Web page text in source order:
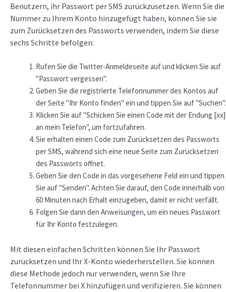
Benutzern, ihr Passwort per SMS zurückzusetzen. Wenn Sie die
Nummer zu Ihrem Konto hinzugefügt haben, können Sie sie
zum Zurücksetzen des Passworts verwenden, indem Sie diese
sechs Schritte befolgen:
Rufen Sie die Twitter-Anmeldeseite auf und klicken Sie auf
"Passwort vergessen".
Geben Sie die registrierte Telefonnummer des Kontos auf
der Seite "Ihr Konto finden" ein und tippen Sie auf "Suchen".
Klicken Sie auf "Schicken Sie einen Code mit der Endung [xx]
an mein Telefon", um fortzufahren.
Sie erhalten einen Code zum Zurücksetzen des Passworts
per SMS, während sich eine neue Seite zum Zurücksetzen
des Passworts öffnet.
Geben Sie den Code in das vorgesehene Feld ein und tippen
Sie auf "Senden". Achten Sie darauf, den Code innerhalb von
60 Minuten nach Erhalt einzugeben, damit er nicht verfällt.
Folgen Sie dann den Anweisungen, um ein neues Passwort
für Ihr Konto festzulegen.
Mit diesen einfachen Schritten können Sie Ihr Passwort
zurücksetzen und Ihr X-Konto wiederherstellen. Sie können
diese Methode jedoch nur verwenden, wenn Sie Ihre
Telefonnummer bei X hinzufügen und verifizieren. Sie können